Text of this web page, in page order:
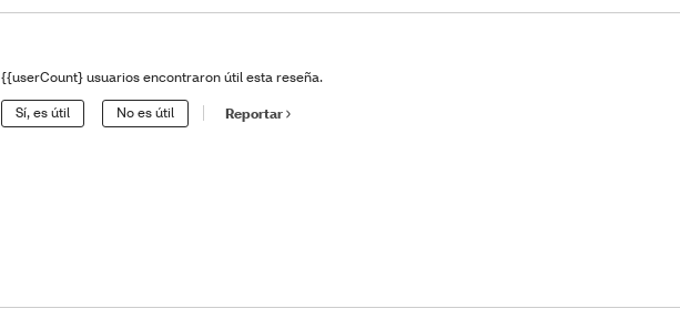
{{userCount} usuarios encontraron útil esta reseña.
Sí, es útil No es útil Reportar